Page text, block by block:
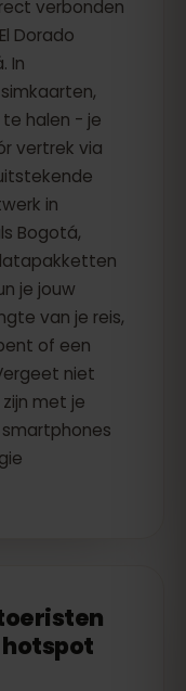
verbonden
Dorado
In
halen - je
vertrek via
in
Bogotá,
je jouw
van je reis,
of een
niet
met je